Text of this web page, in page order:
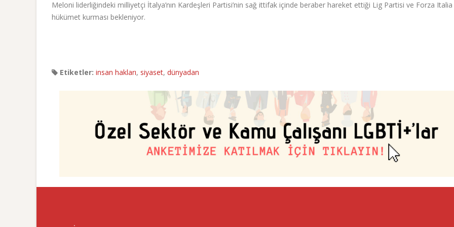
Meloni liderliğindeki milliyetçi İtalya’nın Kardeşleri Partisi’nin sağ ittifak içinde beraber hareket ettiği Lig Partisi ve Forza
hükümet kurması bekleniyor.
Etiketler: insan hakları, siyaset, dünyadan